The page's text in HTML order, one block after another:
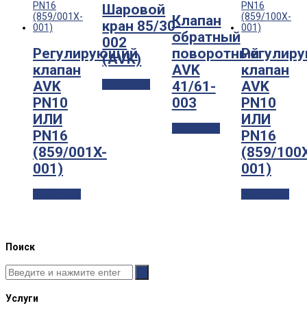
Регулирующий
клапан
AVK
PN10
ИЛИ
PN16
(859/001X-
001)
Шаровой
кран 85/30-
002
(AVK)
Клапан
обратный
поворотный
AVK
41/61-
003
клапан
AVK
PN10
ИЛИ
PN16
(859/
001)
Поиск
Услуги